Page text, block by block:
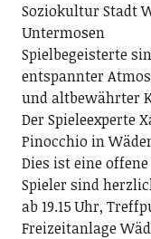
Soziokultur Stadt
Untermosen
Spielbegeisterte
entspannter
und altbewährter
Der Spieleexperte
Pinocchio in
Dies ist eine
Spieler sind
ab 19.15 Uhr,
Freizeitanlage